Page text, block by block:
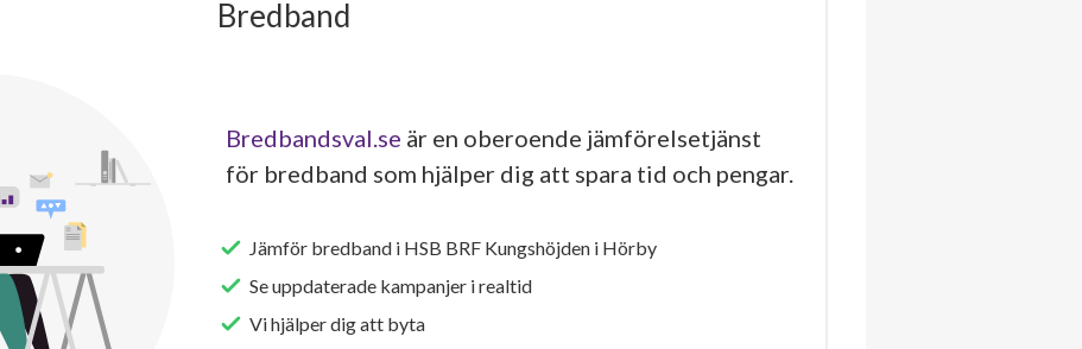
Bredband
Bredbandsval.se är en oberoende jämförelsetjänst
för bredband som hjälper dig att spara tid och pengar.
Jämför bredband i HSB BRF Kungshöjden i Hörby
Se uppdaterade kampanjer i realtid
Vi hjälper dig att byta